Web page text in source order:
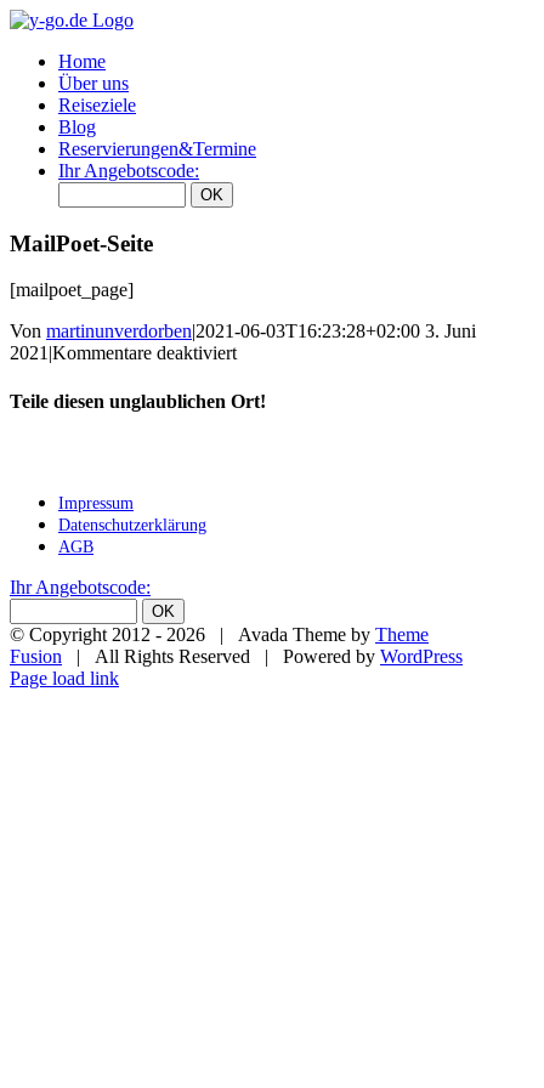
Zum
springenHome
Über uns
Reiseziele
Blog
Reservierungen&Termine
Ihr Angebotscode:
MailPoet-Seite
[mailpoet_page]
Von martinunverdorben|2021-06-03T16:23:28+02:00 3. Juni
2021|Kommentare deaktiviertfür
Seite
Teile diesen unglaublichen Ort!
Impressum
Datenschutzerklärung
AGB
Ihr Angebotscode:
© Copyright 2012 - 2026 | Avada Theme by Theme
Fusion | All Rights Reserved | Powered by WordPress
Facebook
X
Instagram
Pinterest
Page load link